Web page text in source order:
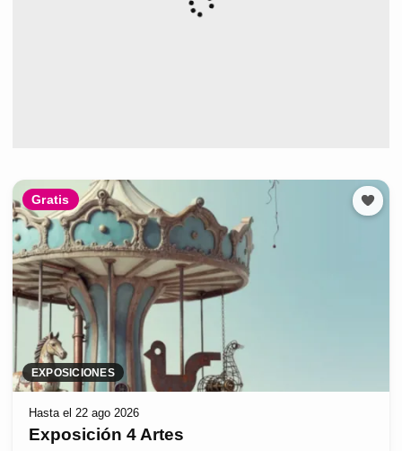
Gratis
EXPOSICIONES
Hasta el 22 ago 2026
Exposición 4 Artes